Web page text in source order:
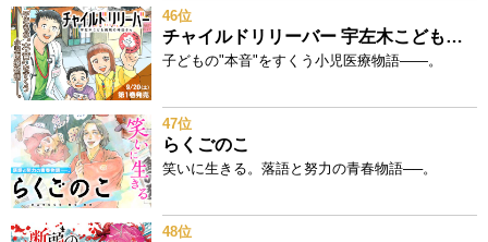
46位
チャイルドリリーバー 宇左木こども病院の時田さん
子どもの"本音"をすくう小児医療物語——。
47位
らくごのこ
笑いに生きる。落語と努力の青春物語──。
48位